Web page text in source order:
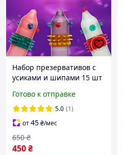
Набор презервативов с
усиками и шипами 15 шт
разнообразные
необычные с
дополнительной
стимуляцией
Готово к отправке
5.0 (1)
от45₴/мес
450₴
650 ₴